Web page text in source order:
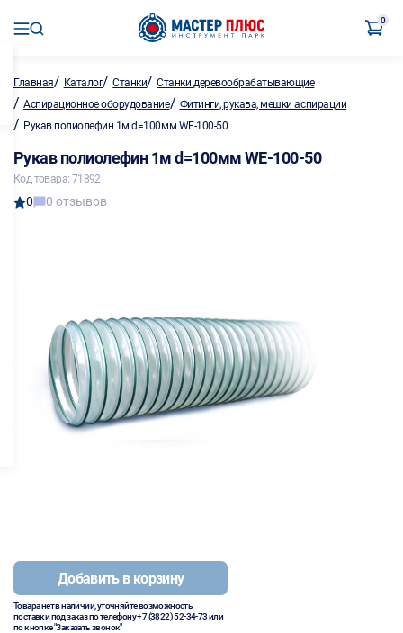
0
Главная/ Каталог/Станки/Станки деревообрабатывающие
/ Аспирационное оборудование/ Фитинги, рукава, мешки аспирации
/ Рукав полиолефин 1м d=100мм WE-100-50
Рукав полиолефин 1м d=100мм WE-100-50
Код товара: 71892
0 0 отзывов
Добавить в корзину
Товара нет в наличии, уточняйте возможность
поставки под заказ по телефону+7 (3822) 52-34-73или
по кнопке "Заказать звонок"